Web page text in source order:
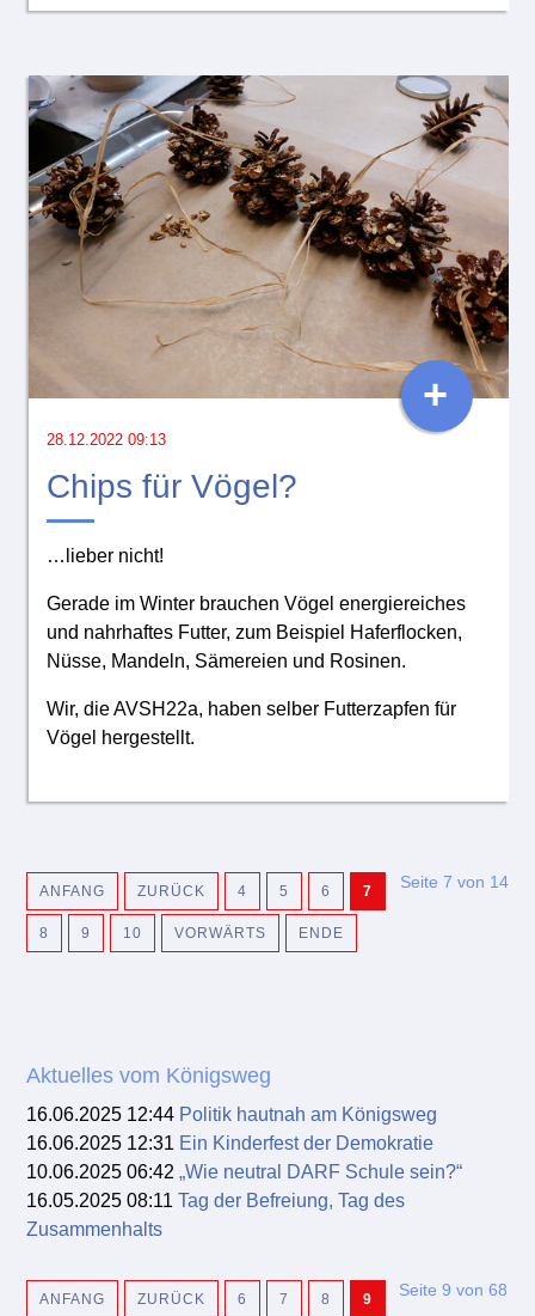
28.12.2022 09:13
Chips für Vögel?
…lieber nicht!
Gerade im Winter brauchen Vögel energiereiches
und nahrhaftes Futter, zum Beispiel Haferflocken,
Nüsse, Mandeln, Sämereien und Rosinen.
Wir, die AVSH22a, haben selber Futterzapfen für
Vögel hergestellt.
+
Seite 7 von 14
ANFANG ZURÜCK 4 5 6 7
8 9 10 VORWÄRTS ENDE
Aktuelles vom Königsweg
16.06.2025 12:44 Politik hautnah am Königsweg
16.06.2025 12:31 Ein Kinderfest der Demokratie
10.06.2025 06:42 „Wie neutral DARF Schule sein?“
16.05.2025 08:11 Tag der Befreiung, Tag des
Zusammenhalts
Seite 9 von 68
ANFANG ZURÜCK 6 7 8 9